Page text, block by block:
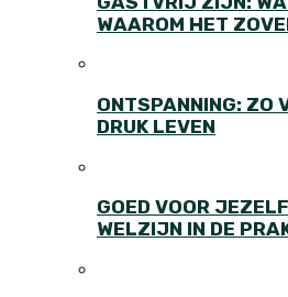
WAAROM HET
ONTSPANNING: ZO
DRUK LEVEN
GOED VOOR
WELZIJN IN DE